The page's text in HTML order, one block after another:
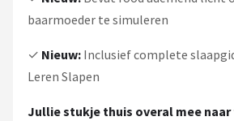
baarmoeder te simuleren
✓ Nieuw: Inclusief complete
Leren Slapen
Jullie stukje thuis overal mee